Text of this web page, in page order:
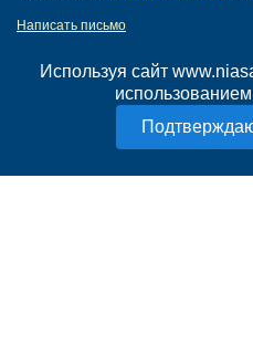
Используя сайт
Написать письмо
Нашли ошибку?
Политика конфиденциальности